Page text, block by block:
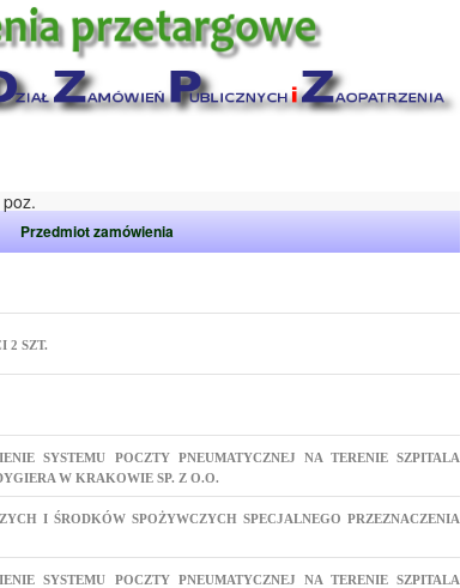
Przedmiot zamówienia
2 SZT.
SYSTEMU POCZTY PNEUMATYCZNEJ NA TERENIE SZPITALA
W KRAKOWIE SP. Z O.O.
I ŚRODKÓW SPOŻYWCZYCH SPECJALNEGO PRZEZNACZENIA
SYSTEMU POCZTY PNEUMATYCZNEJ NA TERENIE SZPITALA